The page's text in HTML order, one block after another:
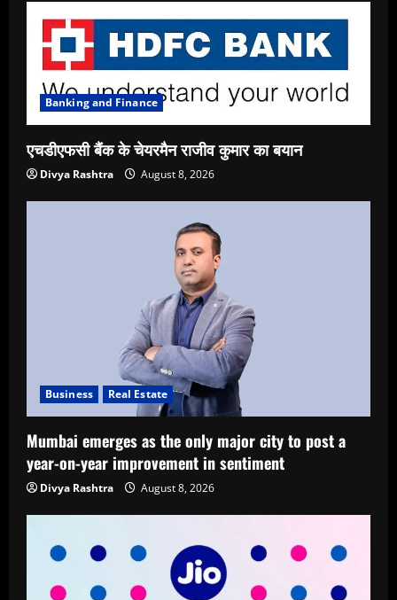
Banking and Finance
एचडीएफसी बैंक के चेयरमैन राजीव कुमार का बयान
Divya Rashtra August 8, 2026
Business Real Estate
Mumbai emerges as the only major city to post a
year-on-year improvement in sentiment
Divya Rashtra August 8, 2026